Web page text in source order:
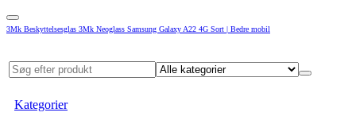
3Mk Beskyttelsesglas 3Mk Neoglass Samsung Galaxy A22 4G Sort | Bedre mobil
Kategorier